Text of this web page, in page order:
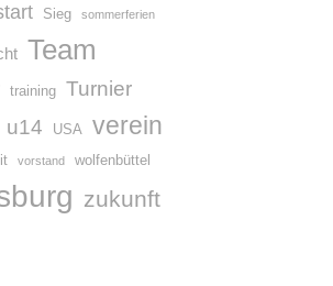
Sieg sommerferien
Team
training Turnier
u14 USA verein
vorstand wolfenbüttel
zukunft